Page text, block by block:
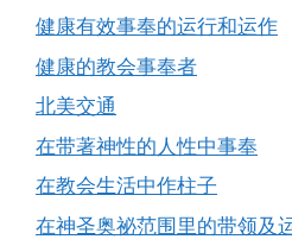
健康有效事奉的运行和运作
健康的教会事奉者
北美交通
在带著神性的人性中事奉
在教会生活中作柱子
在神圣奥祕范围里的带领及